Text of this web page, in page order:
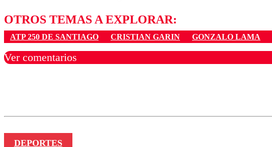
OTROS TEMAS A EXPLORAR:
ATP 250 DE SANTIAGO CRISTIAN GARIN GONZALO LAMA
Ver comentarios
DEPORTES